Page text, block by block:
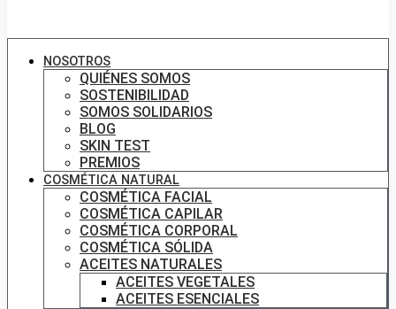
NOSOTROS
QUIÉNES SOMOS
SOSTENIBILIDAD
SOMOS SOLIDARIOS
BLOG
SKIN TEST
PREMIOS
COSMÉTICA NATURAL
COSMÉTICA FACIAL
COSMÉTICA CAPILAR
COSMÉTICA CORPORAL
COSMÉTICA SÓLIDA
ACEITES NATURALES
ACEITES VEGETALES
ACEITES ESENCIALES